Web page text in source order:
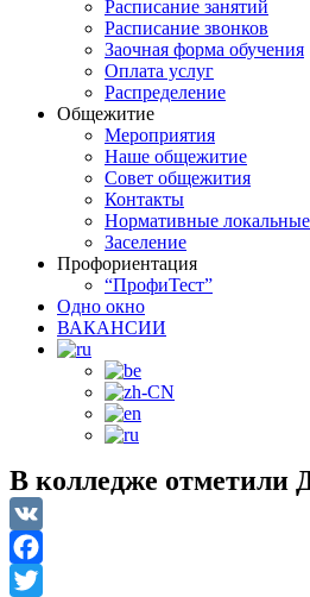
Расписание занятий
Расписание звонков
Заочная форма обучения
Оплата услуг
Распределение
Общежитие
Мероприятия
Наше общежитие
Совет общежития
Контакты
Нормативные
Заселение
Профориентация
“ПрофиТест”
Одно окно
ВАКАНСИИ
В колледже отметили
VK
Facebook